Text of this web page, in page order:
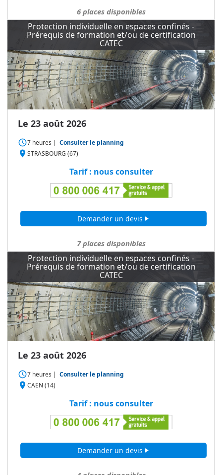
6places disponibles
Protection individuelle en espaces confinés -
Prérequis de formation et/ou de certification
CATEC
Le 23 août 2026
access_time7 heures | Consulter le planning
place STRASBOURG (67)
Tarif : nous consulter
Demander un devis play_arrow
7places disponibles
Protection individuelle en espaces confinés -
Prérequis de formation et/ou de certification
CATEC
Le 23 août 2026
access_time7 heures | Consulter le planning
place CAEN (14)
Tarif : nous consulter
Demander un devis play_arrow